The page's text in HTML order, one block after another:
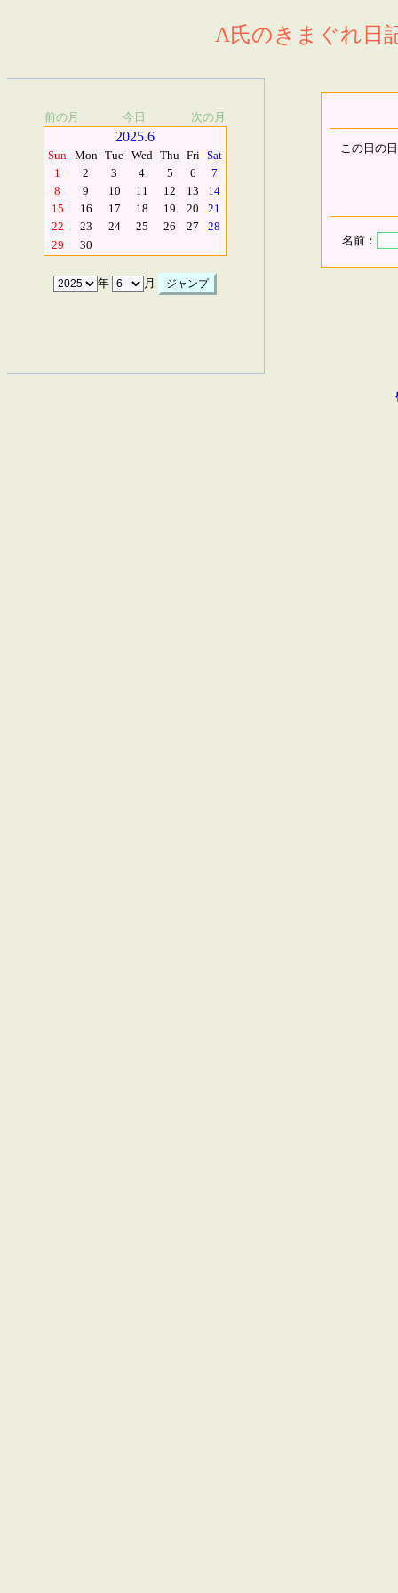
A氏のきまぐれ日
前の月 今日 次の月
2025.6
Sun Mon Tue Wed Thu Fri Sat
1
2 3 4 5 6
7
8
9 10 11 12 13
14
15
16 17 18 19 20
21
22
23 24 25 26 27
28
29
30
年 月
この日の
名前：